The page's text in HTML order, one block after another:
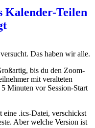
Kalender-Teilen
Das haben wir alle.
bis du den Zoom-
mit veralteten
Minuten vor Session-Start
eine .ics-Datei, verschickst
Aber welche Version ist